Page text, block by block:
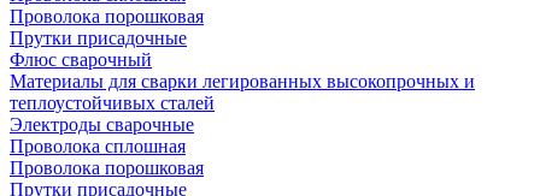
Проволока порошковая
Прутки присадочные
Флюс сварочный
Материалы для сварки легированных высокопрочных и
теплоустойчивых сталей
Электроды сварочные
Проволока сплошная
Проволока порошковая
Прутки присадочные